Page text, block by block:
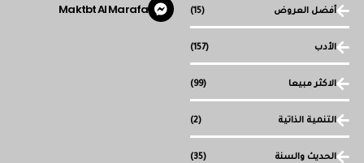
أفضل العروض (15)
الأدب (157)
الاكثر مبيعا (99)
التنمية الذاتية (2)
الحديث والسنة (35)
Maktbt Al Marafa